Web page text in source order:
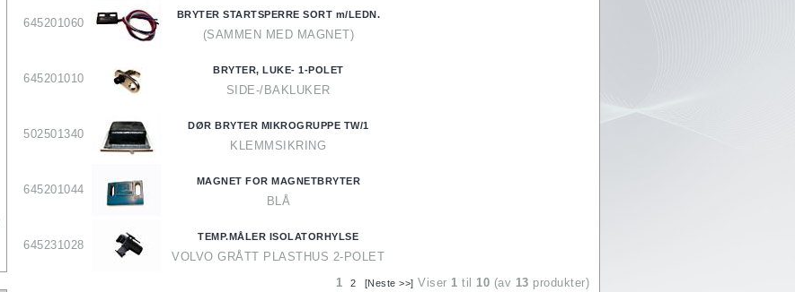
645201060
BRYTER STARTSPERRE SORT m/LEDN.
(SAMMEN MED MAGNET)
645201010
BRYTER, LUKE- 1-POLET
SIDE-/BAKLUKER
502501340
DØR BRYTER MIKROGRUPPE TW/1
KLEMMSIKRING
645201044
MAGNET FOR MAGNETBRYTER
BLÅ
645231028
TEMP.MÅLER ISOLATORHYLSE
VOLVO GRÅTT PLASTHUS 2-POLET
Viser 1 til 10 (av 13 produkter)
1 2 [Neste >>]